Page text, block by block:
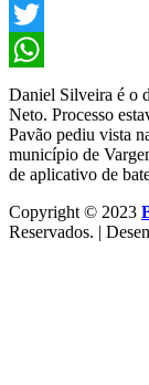
Facebook
Twitter
WhatsApp
Daniel Silveira é o
Neto. Processo
Pavão pediu vista
município de
de aplicativo de
Copyright © 2023
Reservados. |